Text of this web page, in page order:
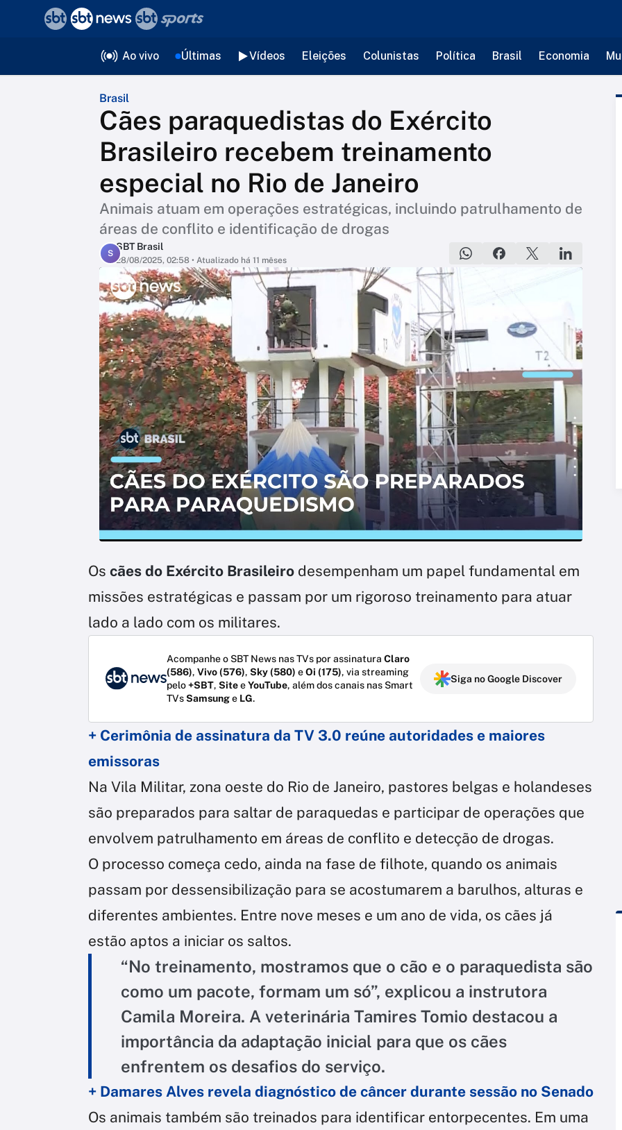
Ao vivo Últimas Vídeos Eleições Colunistas Política Brasil Economia
Brasil
Cães paraquedistas do Exército
Brasileiro recebem treinamento
especial no Rio de Janeiro
Animais atuam em operações estratégicas, incluindo patrulhamento de
áreas de conflito e identificação de drogas
S
SBT Brasil
28/08/2025, 02:58 • Atualizado há 11 mêses
Os cães do Exército Brasileiro desempenham um papel fundamental em
missões estratégicas e passam por um rigoroso treinamento para atuar
lado a lado com os militares.
Acompanhe o SBT News nas TVs por assinatura Claro
(586), Vivo (576), Sky (580) eOi (175), via streaming
pelo+SBT, SiteeYouTube, além dos canais nas Smart
TVsSamsunge LG.
Siga no Google Discover
+ Cerimônia de assinatura da TV 3.0 reúne autoridades e maiores
emissoras
Na Vila Militar, zona oeste do Rio de Janeiro, pastores belgas e holandeses
são preparados para saltar de paraquedas e participar de operações que
envolvem patrulhamento em áreas de conflito e detecção de drogas.
O processo começa cedo, ainda na fase de filhote, quando os animais
passam por dessensibilização para se acostumarem a barulhos, alturas e
diferentes ambientes. Entre nove meses e um ano de vida, os cães já
estão aptos a iniciar os saltos.
“No treinamento, mostramos que o cão e o paraquedista são
como um pacote, formam um só”, explicou a instrutora
Camila Moreira. A veterinária Tamires Tomio destacou a
importância da adaptação inicial para que os cães
enfrentem os desafios do serviço.
+ Damares Alves revela diagnóstico de câncer durante sessão no Senado
Os animais também são treinados para identificar entorpecentes. Em uma
voltar
Editorias